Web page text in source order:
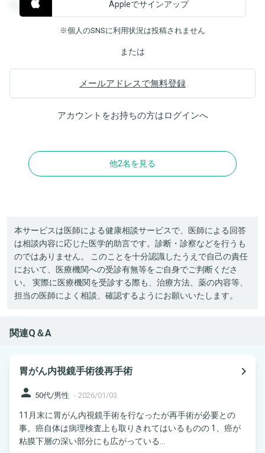
覧することができます。
Appleでサインアップ
※個人のSNSに利用状況は投稿されません
または
メールアドレスで無料登録
アカウントをお持ちの方はログインへ
他2名を見る
本サービスは医師による健康相談サービスで、医師による回答
は相談内容に応じた医学的助言です。診断・診察などを行うも
のではありません。 このことを十分認識したうえで自己の責任
において、医療機関への受診有無等をご自身でご判断くださ
い。 実際に医療機関を受診する際も、治療方法、薬の内容等、
担当の医師によく相談、確認するようにお願いいたします。
関連Q＆A
胃がん内視鏡手術後再手術
navigate_next
person 50代/男性 - 2026/01/03
11月末に胃がん内視鏡手術を行なったが再手術が必要との
事。癌自体は病理検査上も取りきれてはいるものの 1、癌が
粘膜下層の深い部分にも広がっている...